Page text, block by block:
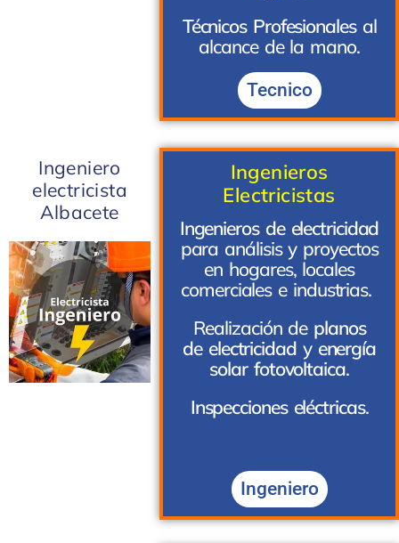
Técnicos Profesionalesal
alcance de la mano.
Tecnico
Ingeniero
electricista
Albacete
Ingenieros
Electricistas
Ingenieros de electricidad
para análisis y proyectos
en hogares, locales
comerciales e industrias.
Realización de planos
de electricidady energía
solar fotovoltaica.
Inspecciones eléctricas.
Ingeniero